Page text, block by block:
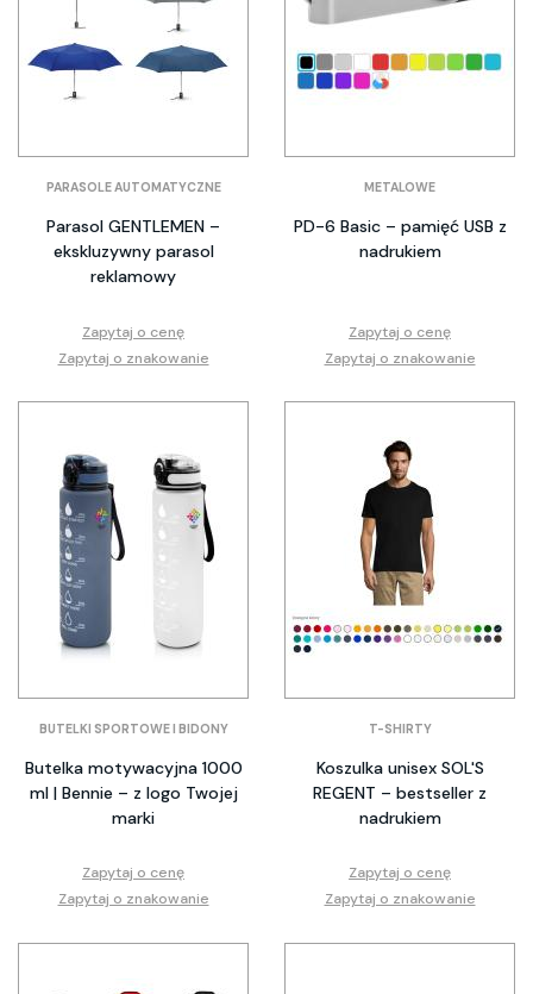
PARASOLE AUTOMATYCZNE
Parasol GENTLEMEN –
ekskluzywny parasol
reklamowy
Zapytaj o cenę
Zapytaj o znakowanie
METALOWE
PD-6 Basic – pamięć USB z
nadrukiem
Zapytaj o cenę
Zapytaj o znakowanie
BUTELKI SPORTOWE I BIDONY
Butelka motywacyjna 1000
ml | Bennie – z logo Twojej
marki
Zapytaj o cenę
Zapytaj o znakowanie
T-SHIRTY
Koszulka unisex SOL'S
REGENT – bestseller z
nadrukiem
Zapytaj o cenę
Zapytaj o znakowanie